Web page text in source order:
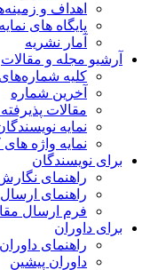
اهداف و
پایگاه های
آمار نشریه
آرشیو مجله و مقالات
کلیه
آخرین شماره
مقالات
نمایه
نمایه واژه
برای نویسندگان
راهنمای
راهنمای
فرم ارسال
برای داوران
راهنمای داوران
داوران پیشین